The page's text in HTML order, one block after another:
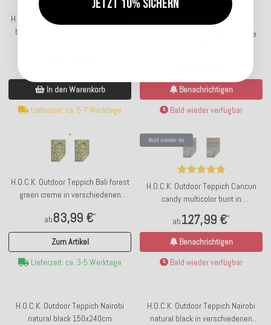
H.O.C.K. Outdoor Teppich Nantucket
blue&white PET 180x270cm blau
In den Warenkorb
Lieferzeit: ca. 5-7 Werktage
H.O.C.K. Outdoor Teppich Serowe
Benachrichtigen
Bald wieder verfügbar
H.O.C.K. Outdoor Teppich Bali forest
green creme in verschiedenen
ab83,99 €*
Zum Artikel
Lieferzeit: ca. 3-5 Werktage
Bald wieder da
H.O.C.K. Outdoor Teppich Cancun
candy multicolor bunt in
ab127,99 €*
Benachrichtigen
Bald wieder verfügbar
H.O.C.K. Outdoor Teppich Nairobi
natural black 150x240cm
H.O.C.K. Outdoor Teppich Nairobi
natural black in verschiedenen
Jetzt 10% sichern